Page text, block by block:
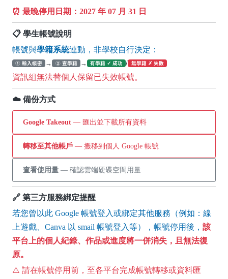
⏰ 最晚停用日期： 2027 年 07 月 31 日
📋 學生帳號說明
帳號與學籍系統連動，非學校自行決定：
① 輸入帳密 → ② 查學籍 → 有學籍 ✓ 成功 / 無學籍 ✗ 失敗
資訊組無法替個人保留已失效帳號。
☁️ 備份方式
Google Takeout — 匯出並下載所有資料
轉移至其他帳戶 — 搬移到個人 Google 帳號
查看使用量 — 確認雲端硬碟空間用量
🔗 第三方服務綁定提醒
若您曾以此 Google 帳號登入或綁定其他服務（例如：線
上遊戲、Canva 以 smail 帳號登入等），帳號停用後， 該
平台上的個人紀錄、作品或進度將一併消失，且無法復
原。
⚠️ 請在帳號停用前，至各平台完成帳號轉移或資料匯